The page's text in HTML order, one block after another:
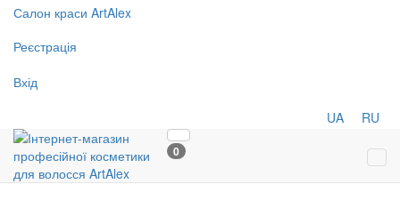
Салон краси ArtAlex
Реєстрація
Вхід
UA RU
0